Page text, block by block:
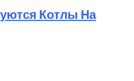
Котлы На